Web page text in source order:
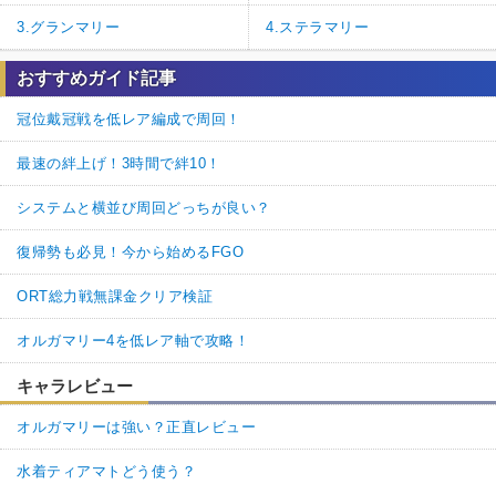
3.グランマリー 4.ステラマリー
おすすめガイド記事
冠位戴冠戦を低レア編成で周回！
最速の絆上げ！3時間で絆10！
システムと横並び周回どっちが良い？
復帰勢も必見！今から始めるFGO
ORT総力戦無課金クリア検証
オルガマリー4を低レア軸で攻略！
キャラレビュー
オルガマリーは強い？正直レビュー
水着ティアマトどう使う？